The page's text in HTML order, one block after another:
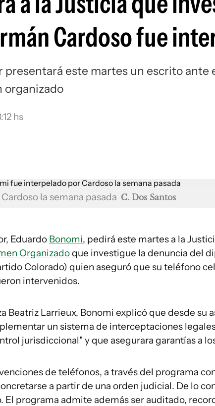
Cardoso fue
este martes un escrito ante
organizado
hs
la semana pasada C. Dos Santos
Eduardo Bonomi, pedirá este martes a la
Organizadoque investigue la denuncia del
Colorado) quien aseguró que su teléfono
intervenidos.
Beatriz Larrieux, Bonomi explicó que desde su
un sistema de interceptaciones
jurisdiccional" y que asegurara garantías a
de teléfonos, a través del programa
a partir de una orden judicial. De lo
El programa admite además ser auditado,